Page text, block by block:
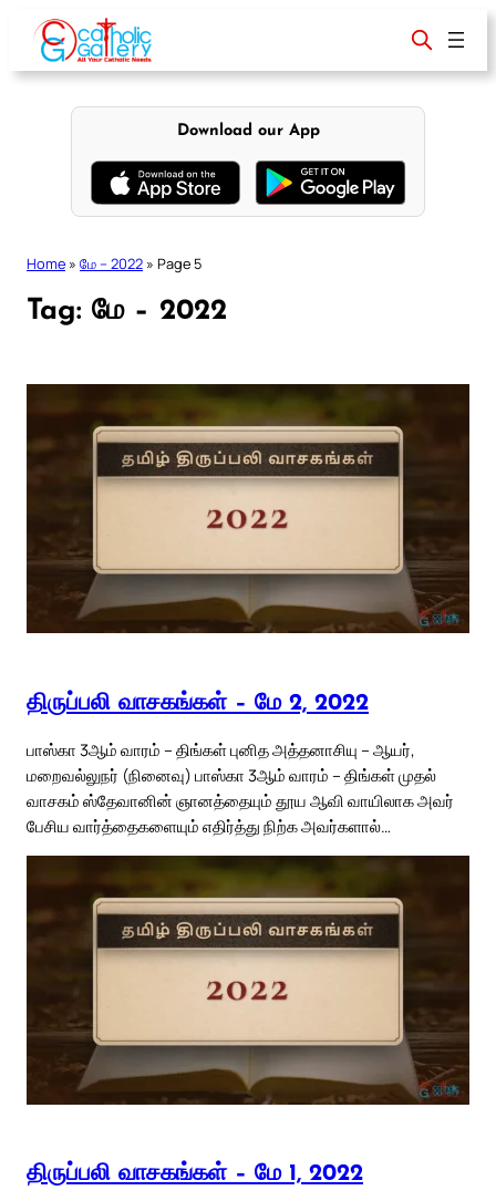
content
Download our App
Home » மே – 2022 » Page 5
Tag: மே – 2022
திருப்பலி வாசகங்கள் – மே 2, 2022
பாஸ்கா 3ஆம் வாரம் – திங்கள் புனித அத்தனாசியு – ஆயர்,
மறைவல்லுநர் (நினைவு) பாஸ்கா 3ஆம் வாரம் – திங்கள் முதல்
வாசகம் ஸ்தேவானின் ஞானத்தையும் தூய ஆவி வாயிலாக அவர்
பேசிய வார்த்தைகளையும் எதிர்த்து நிற்க அவர்களால்…
திருப்பலி வாசகங்கள் – மே 1, 2022